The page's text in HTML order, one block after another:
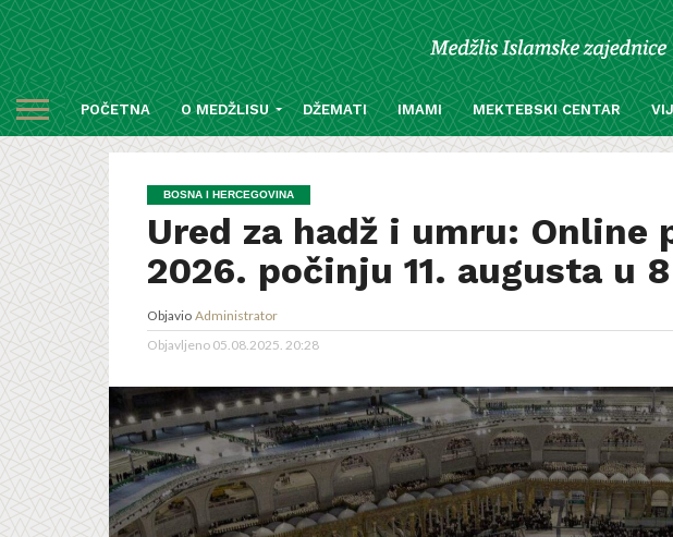
POČETNA O MEDŽLISU DŽEMATI IMAMI MEKTEBSKI CENTAR
BOSNA I HERCEGOVINA
Ured za hadž i umru: Online
2026. počinju 11. augusta u
Objavio Administrator
Objavljeno 05.08.2025. 20:28